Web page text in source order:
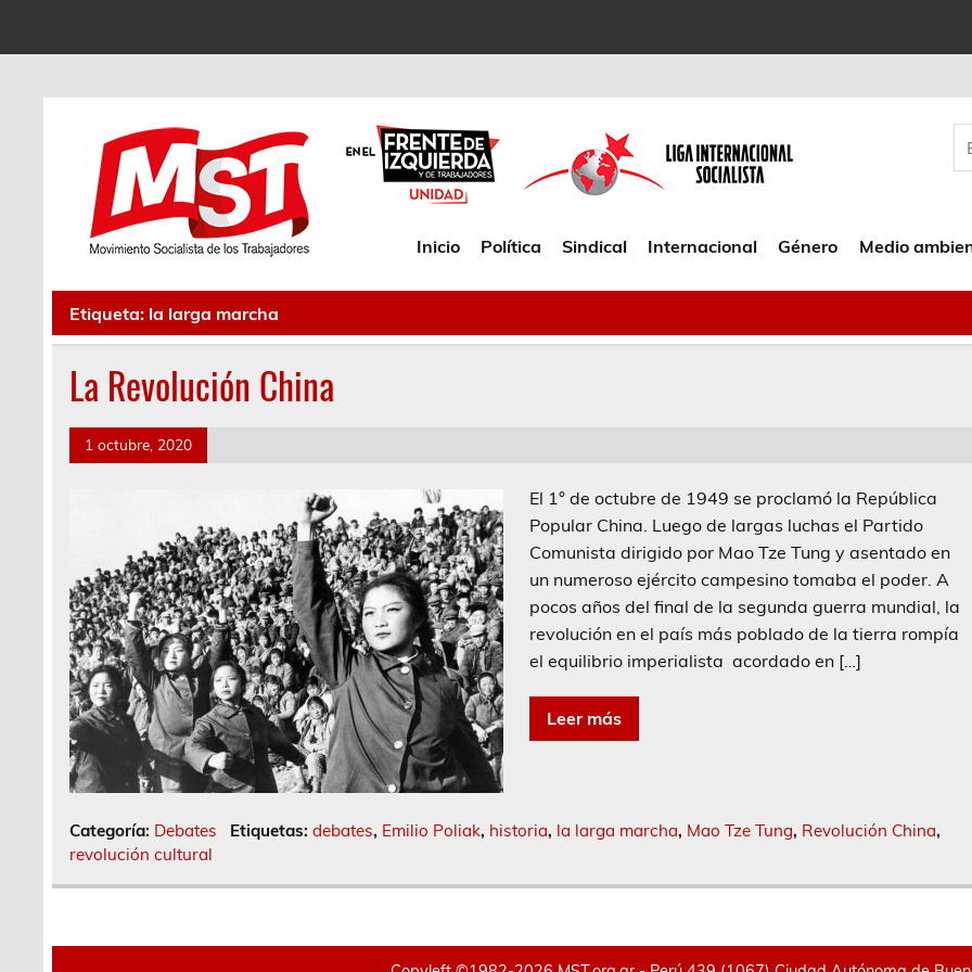
Inicio Política Sindical Internacional Género Medio
Etiqueta: la larga marcha
La Revolución China
1 octubre, 2020
El 1° de octubre de 1949 se proclamó la República
Popular China. Luego de largas luchas el Partido
Comunista dirigido por Mao Tze Tung y asentado en
un numeroso ejército campesino tomaba el poder. A
pocos años del final de la segunda guerra mundial, la
revolución en el país más poblado de la tierra rompía
el equilibrio imperialista acordado en […]
Leer más
Categoría: Debates Etiquetas: debates, Emilio Poliak, historia, la larga marcha, Mao Tze Tung, Revolución China,
revolución cultural